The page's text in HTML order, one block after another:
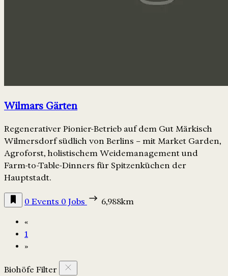
Wilmars Gärten
Regenerativer Pionier-Betrieb auf dem Gut Märkisch
Wilmersdorf südlich von Berlins – mit Market Garden,
Agroforst, holistischem Weidemanagement und
Farm-to-Table-Dinners für Spitzenküchen der
Hauptstadt.
0 Events 0 Jobs 6,988km
«
1
»
Biohöfe Filter